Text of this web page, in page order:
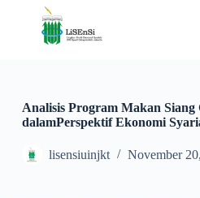
Analisis Program Makan Siang
dalamPerspektif Ekonomi
lisensiuinjkt November